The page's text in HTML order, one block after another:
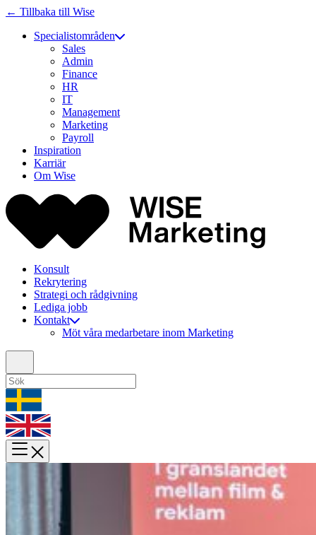
← Tillbaka till Wise
Specialistområden
Sales
Admin
Finance
HR
IT
Management
Marketing
Payroll
Inspiration
Karriär
Om Wise
Konsult
Rekrytering
Strategi och rådgivning
Lediga jobb
Kontakt
Möt våra medarbetare inom Marketing